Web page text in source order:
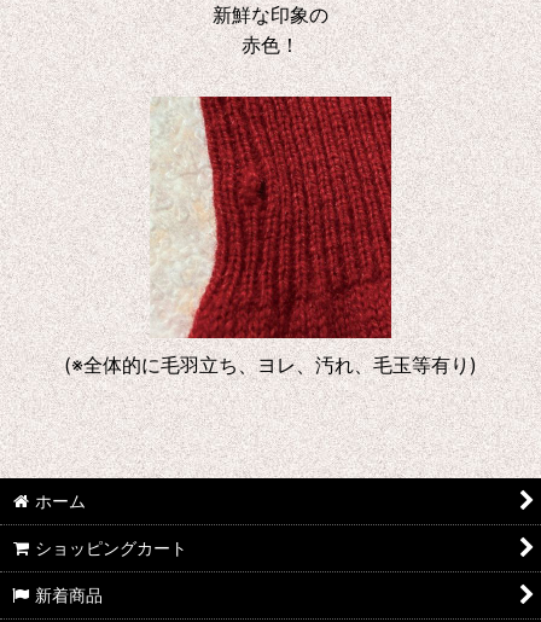
新鮮な印象の
赤色！
(※全体的に毛羽立ち、ヨレ、汚れ、毛玉等有り)
ホーム
ショッピングカート
新着商品